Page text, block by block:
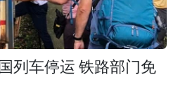
列车停运 铁路部门免